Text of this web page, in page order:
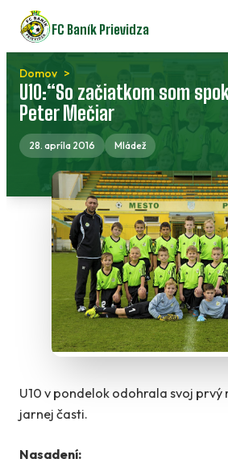
Preskočiť
na
obsah
FC Baník Prievidza
Domov
U10:“So začiatkom som
Peter Mečiar
28. apríla 2016 Mládež
U10 v pondelok odohrala svoj prvý
jarnej časti.
Nasadení: